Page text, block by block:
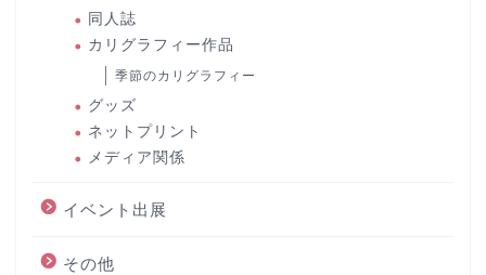
同人誌
カリグラフィー作品
季節のカリグラフィー
グッズ
ネットプリント
メディア関係
イベント出展
その他